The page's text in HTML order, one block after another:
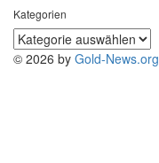
Kategorien
Kategorien
© 2026 by Gold-News.org